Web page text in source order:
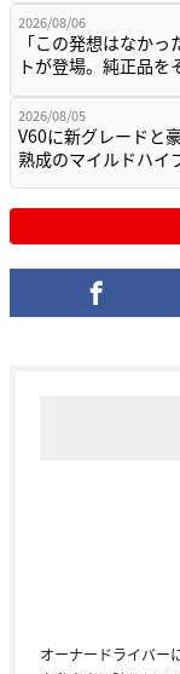
2026/08/06
「この発想はなか
トが登場。純正品
2026/08/05
V60に新グレードと
熟成のマイルドハ
オーナードライバー